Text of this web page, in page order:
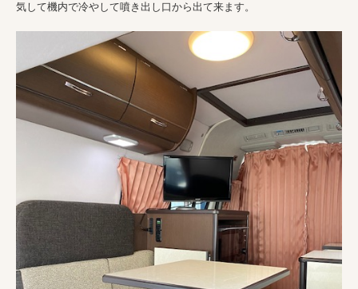
気して機内で冷やして噴き出し口から出て来ます。